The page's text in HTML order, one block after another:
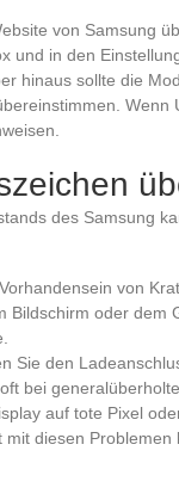
von Samsung
und in den
hinaus sollte die
Wenn
des Samsung
von
oder dem
Sie den
bei
auf tote Pixel
diesen